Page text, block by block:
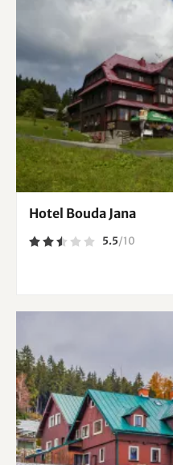
Hotel Bouda Jana
5.5/10